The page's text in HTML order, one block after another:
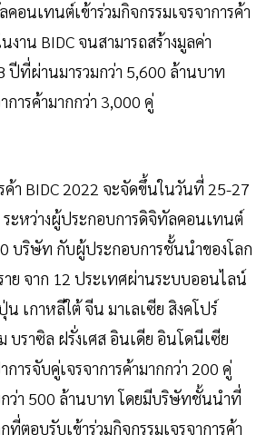
อนเทนต์เข้าร่วมกิจกรรมเจรจาการค้า
งาน BIDC จนสามารถสร้างมูลค่า
ปีที่ผ่านมารวมกว่า 5,600 ล้านบาท
การค้ามากกว่า 3,000 คู่
ค้า BIDC 2022 จะจัดขึ้นในวันที่ 25-27
ะหว่างผู้ประกอบการดิจิทัลคอนเทนต์
บริษัท กับผู้ประกอบการชั้นนำของโลก
าย จาก 12 ประเทศผ่านระบบออนไลน์
เกาหลีใต้ จีน มาเลเซีย สิงคโปร์
บราซิล ฝรั่งเศส อินเดีย อินโดนีเซีย
ารจับคู่เจรจาการค้ามากกว่า 200 คู่
กว่า 500 ล้านบาท โดยมีบริษัทชั้นนำที่
ที่ตอบรับเข้าร่วมกิจกรรมเจรจาการค้า